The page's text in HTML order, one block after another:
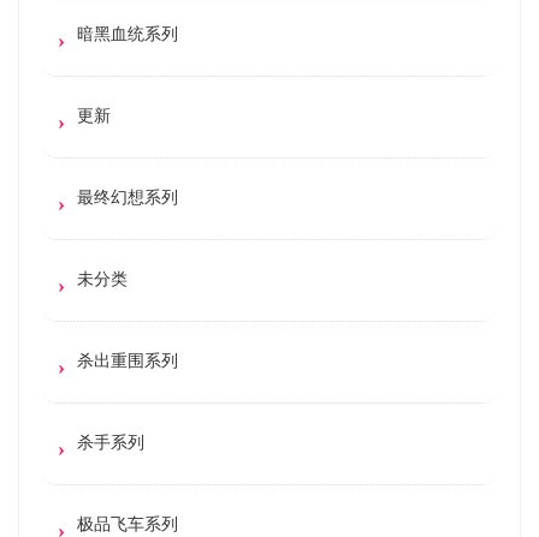
暗黑血统系列
更新
最终幻想系列
未分类
杀出重围系列
杀手系列
极品飞车系列